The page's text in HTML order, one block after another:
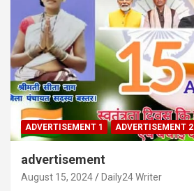
ADVERTISEMENT 1 ADVERTISEMENT 2
advertisement
August 15, 2024 Daily24 Writer